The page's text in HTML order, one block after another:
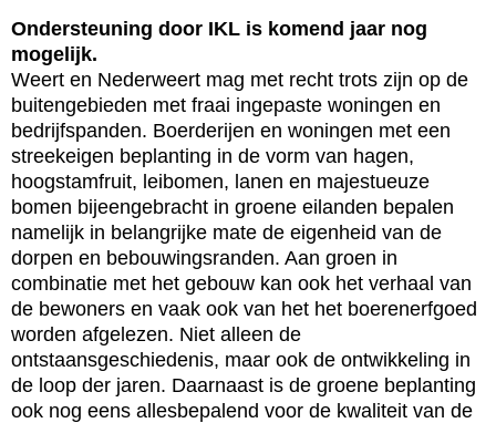
Ondersteuning door IKL is komend jaar nog
mogelijk.
Weert en Nederweert mag met recht trots zijn op de
buitengebieden met fraai ingepaste woningen en
bedrijfspanden. Boerderijen en woningen met een
streekeigen beplanting in de vorm van hagen,
hoogstamfruit, leibomen, lanen en majestueuze
bomen bijeengebracht in groene eilanden bepalen
namelijk in belangrijke mate de eigenheid van de
dorpen en bebouwingsranden. Aan groen in
combinatie met het gebouw kan ook het verhaal van
de bewoners en vaak ook van het het boerenerfgoed
worden afgelezen. Niet alleen de
ontstaansgeschiedenis, maar ook de ontwikkeling in
de loop der jaren. Daarnaast is de groene beplanting
ook nog eens allesbepalend voor de kwaliteit van de